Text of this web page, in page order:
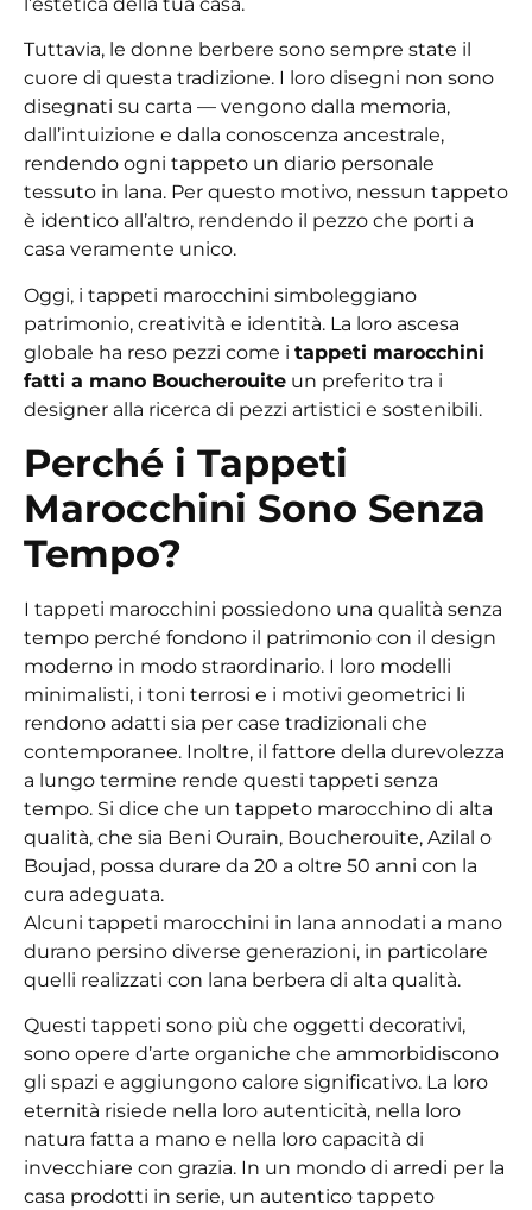
Tuttavia, le donne berbere sono sempre state il
cuore di questa tradizione. I loro disegni non sono
disegnati su carta — vengono dalla memoria,
dall’intuizione e dalla conoscenza ancestrale,
rendendo ogni tappeto un diario personale
tessuto in lana. Per questo motivo, nessun tappeto
è identico all’altro, rendendo il pezzo che porti a
casa veramente unico.
Oggi, i tappeti marocchini simboleggiano
patrimonio, creatività e identità. La loro ascesa
globale ha reso pezzi come i tappeti marocchini
fatti a mano Boucherouite un preferito tra i
designer alla ricerca di pezzi artistici e sostenibili.
Perché i Tappeti
Marocchini Sono Senza
Tempo?
I tappeti marocchini possiedono una qualità senza
tempo perché fondono il patrimonio con il design
moderno in modo straordinario. I loro modelli
minimalisti, i toni terrosi e i motivi geometrici li
rendono adatti sia per case tradizionali che
contemporanee. Inoltre, il fattore della durevolezza
a lungo termine rende questi tappeti senza
tempo. Si dice che un tappeto marocchino di alta
qualità, che sia Beni Ourain, Boucherouite, Azilal o
Boujad, possa durare da 20 a oltre 50 anni con la
cura adeguata.
Alcuni tappeti marocchini in lana annodati a mano
durano persino diverse generazioni, in particolare
quelli realizzati con lana berbera di alta qualità.
Questi tappeti sono più che oggetti decorativi,
sono opere d’arte organiche che ammorbidiscono
gli spazi e aggiungono calore significativo. La loro
eternità risiede nella loro autenticità, nella loro
natura fatta a mano e nella loro capacità di
invecchiare con grazia. In un mondo di arredi per la
casa prodotti in serie, un autentico tappeto